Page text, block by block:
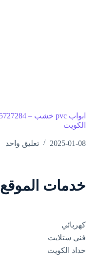
الكويت
2025-01-08 تعليق واحد
خدمات الموقع
كهربائي
فني ستلايت
حداد الكويت